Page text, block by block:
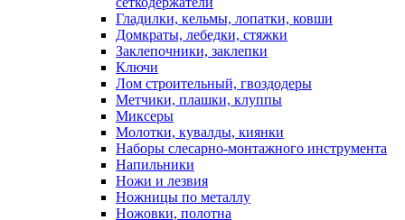
Гладилки, кельмы, лопатки, ковши
Домкраты, лебедки, стяжки
Заклепочники, заклепки
Ключи
Лом строительный, гвоздодеры
Метчики, плашки, клуппы
Миксеры
Молотки, кувалды, киянки
Наборы слесарно-монтажного инструмента
Напильники
Ножи и лезвия
Ножницы по металлу
Ножовки, полотна